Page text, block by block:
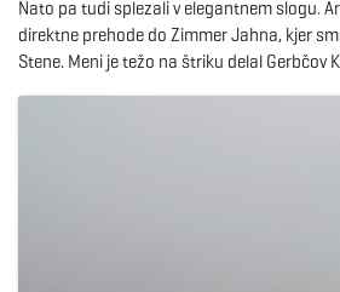
Nato pa tudi splezali v elegantnem slogu.
direktne prehode do Zimmer Jahna, kjer
Stene. Meni je težo na štriku delal Gerbčov